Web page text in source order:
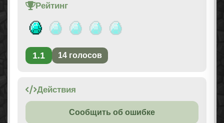
Рейтинг
1.1 14 голосов
Действия
Сообщить об ошибке